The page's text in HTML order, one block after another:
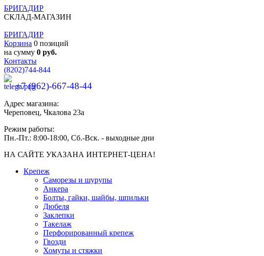
БРИГАДИР
СКЛАД-МАГАЗИН
БРИГАДИР
Корзина 0 позиций
на сумму 0 руб.
Контакты
(8202)744-844
+7 (962)-667-48-44
Адрес магазина:
Череповец, Чкалова 23а
Режим работы:
Пн.-Пт.: 8:00-18:00, Сб.-Вск. - выходные дни
НА САЙТЕ УКАЗАНА ИНТЕРНЕТ-ЦЕНА!
Крепеж
Саморезы и шурупы
Анкера
Болты, гайки, шайбы, шпильки
Дюбеля
Заклепки
Такелаж
Перфорированный крепеж
Гвозди
Хомуты и стяжки